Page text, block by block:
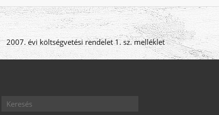
2007. évi költségvetési rendelet 1. sz. melléklet